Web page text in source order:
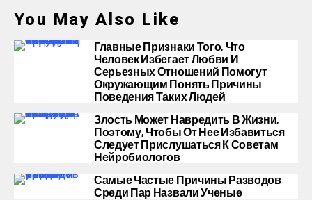
You May Also Like
Главные Признаки Того, Что
Человек Избегает Любви И
Серьезных Отношений Помогут
Окружающим Понять Причины
Поведения Таких Людей
Злость Может Навредить В Жизни,
Поэтому, Чтобы От Нее Избавиться
Следует Прислушаться К Советам
Нейробиологов
Самые Частые Причины Разводов
Среди Пар Назвали Ученые